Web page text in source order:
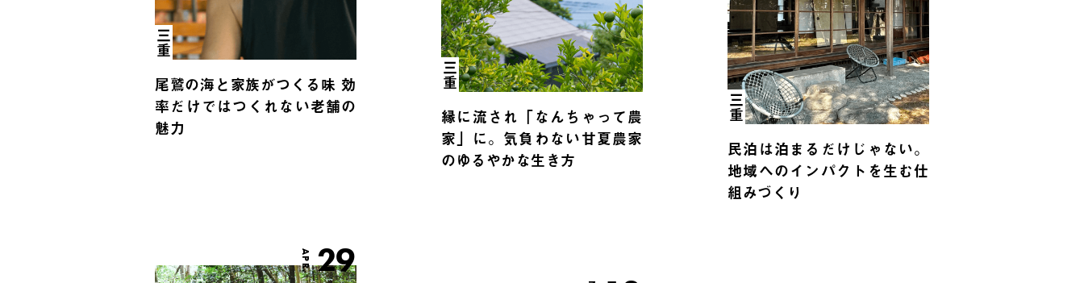
三重
尾鷲の海と家族がつくる味 効
率だけではつくれない老舗の
魅力
三重
縁に流され「なんちゃって農
家」に。気負わない甘夏農家
のゆるやかな生き方
三重
民泊は泊まるだけじゃない。
地域へのインパクトを生む仕
組みづくり
APR.29